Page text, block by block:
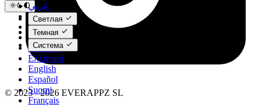
عربي
Català
Čeština
Dansk
Deutsch
Ελληνικά
English
Español
Suomi
Français
Светлая
Темная
Система
© 2023 - 2026 EVERAPPZ SL